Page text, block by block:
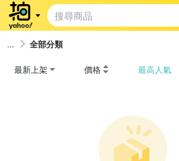
全部分類
最新上架 價格 最高人氣